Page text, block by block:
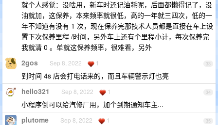
就个人感觉：没啥用，新车时还记油耗呢，后面都懒得记了，没
油就加，这保养，本来频率就很低，高的一年就三四次，低的一
年不知道有没有 1 次，现在保养完那技术人员都是直接在车上设
置下次保养里程 /时间，另外车上还有个里程小计，每次保养完
我就清 0 。单就这保养频率，很难看，另外
33
2gos Sep 8, 2022 1
到时间 4s 店会打电话来的，而且车辆警示灯也亮
34
hello321 Sep 8, 2022 1
小程序倒可以给汽修厂用，加个到期通知车主...
35
plutome Sep 8, 2022 1